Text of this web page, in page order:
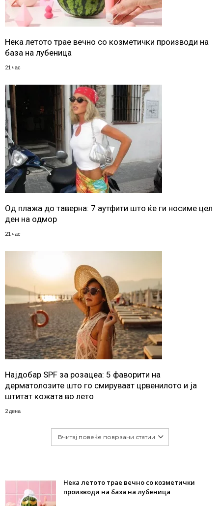
Нека летото трае вечно со козметички производи на
база на лубеница
21 час
Од плажа до таверна: 7 аутфити што ќе ги носиме цел
ден на одмор
21 час
Најдобар SPF за розацеа: 5 фаворити на
дерматолозите што го смируваат црвенилото и ја
штитат кожата во лето
2 дена
Вчитај повеќе поврзани статии
Нека летото трае вечно со козметички
производи на база на лубеница